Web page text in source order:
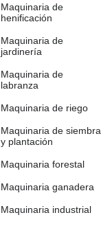
Maquinaria de
henificación
Maquinaria de
jardinería
Maquinaria de
labranza
Maquinaria de riego
Maquinaria de siembra
y plantación
Maquinaria forestal
Maquinaria ganadera
Maquinaria industrial